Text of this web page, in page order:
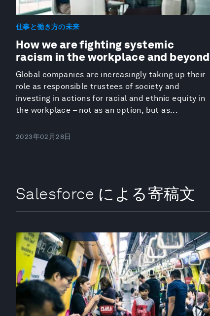
仕事と働き方の未来
How we are fighting systemic
racism in the workplace and beyond
Global companies are increasingly taking up their
role as responsible trustees of society and
investing in actions for racial and ethnic equity in
the workplace – not as an option, but as...
2023年02月28日
Salesforce による寄稿文